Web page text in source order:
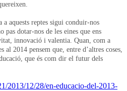
aquests reptes sigui conduir-nos
pas dotar-nos de les eines que ens
innovació i valentia. Quan, com a
al 2014 pensem que, entre d’altres coses,
que és com dir el futur dels
2013/12/28/en-educacio-del-2013-